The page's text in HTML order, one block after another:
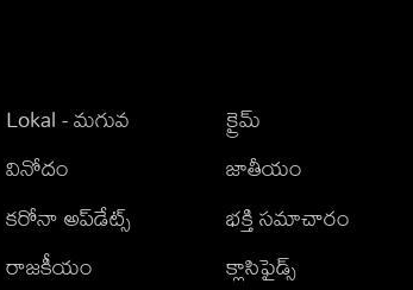
Lokal - మగువ
వినోదం
కరోనా అప్‌డేట్స్
రాజకీయం
క్రైమ్
జాతీయం
భక్తి సమాచారం
క్లాసిఫైడ్స్